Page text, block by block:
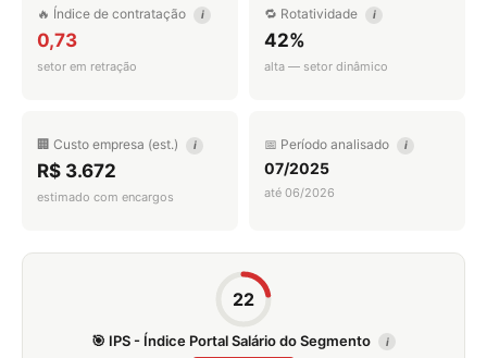
🔥 Índice de contratação i
0,73
setor em retração
🔁 Rotatividade i
42%
alta — setor dinâmico
🏢 Custo empresa (est.) i
R$ 3.672
estimado com encargos
📅 Período analisado i
07/2025
até 06/2026
22
🎯 IPS - Índice Portal Salário do Segmento i